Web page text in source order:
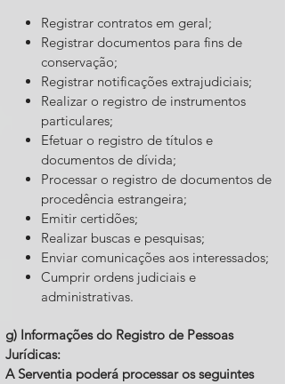
Registrar contratos em geral;
Registrar documentos para fins de
conservação;
Registrar notificações extrajudiciais;
Realizar o registro de instrumentos
particulares;
Efetuar o registro de títulos e
documentos de dívida;
Processar o registro de documentos de
procedência estrangeira;
Emitir certidões;
Realizar buscas e pesquisas;
Enviar comunicações aos interessados;
Cumprir ordens judiciais e
administrativas.
g) Informações do Registro de Pessoas
Jurídicas:
A Serventia poderá processar os seguintes